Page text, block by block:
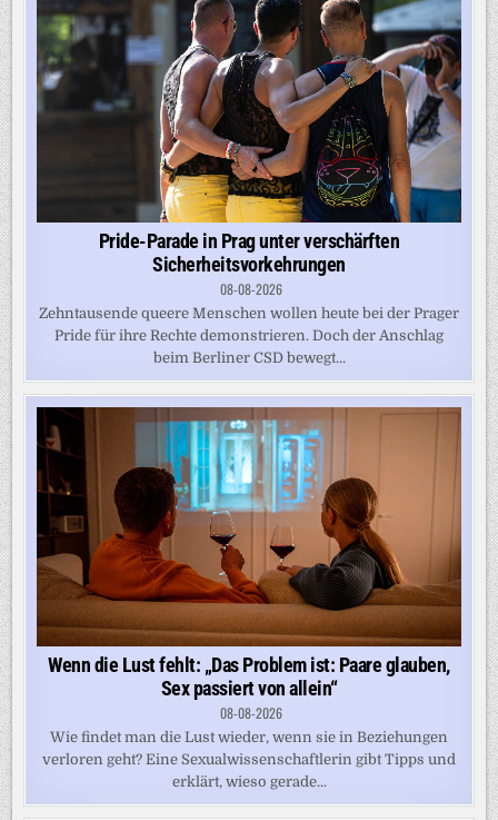
Pride-Parade in Prag unter verschärften
Sicherheitsvorkehrungen
08-08-2026
Zehntausende queere Menschen wollen heute bei der Prager
Pride für ihre Rechte demonstrieren. Doch der Anschlag
beim Berliner CSD bewegt...
Wenn die Lust fehlt: „Das Problem ist: Paare glauben,
Sex passiert von allein“
08-08-2026
Wie findet man die Lust wieder, wenn sie in Beziehungen
verloren geht? Eine Sexualwissenschaftlerin gibt Tipps und
erklärt, wieso gerade...